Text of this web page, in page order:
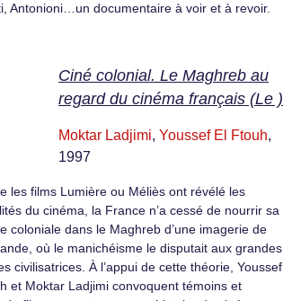
Antonioni…un documentaire à voir et à revoir.
Ciné colonial. Le Maghreb au
regard du cinéma français (Le )
Moktar Ladjimi, Youssef El Ftouh,
1997
les films Lumière ou Méliès ont révélé les
du cinéma, la France n’a cessé de nourrir sa
coloniale dans le Maghreb d’une imagerie de
où le manichéisme le disputait aux grandes
civilisatrices. À l’appui de cette théorie, Youssef
et Moktar Ladjimi convoquent témoins et